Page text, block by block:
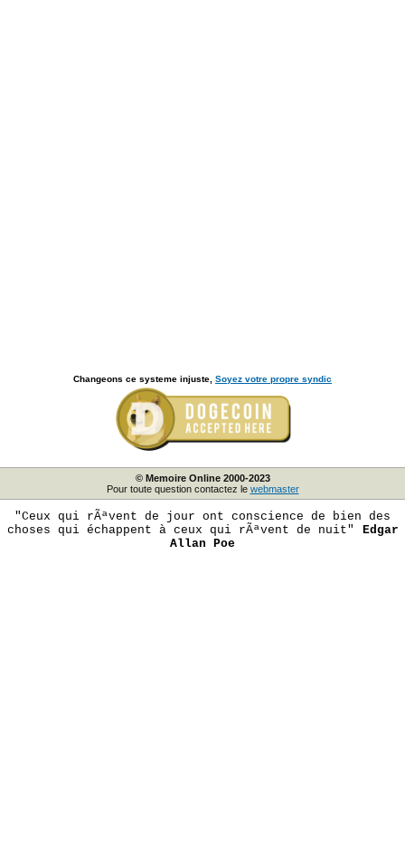
Changeons ce systeme injuste, Soyez votre propre syndic
© Memoire Online 2000-2023
Pour toute question contactez le webmaster
"Ceux qui rÃªvent de jour ont conscience de bien des
choses qui échappent à ceux qui rÃªvent de nuit"
Edgar
Allan Poe